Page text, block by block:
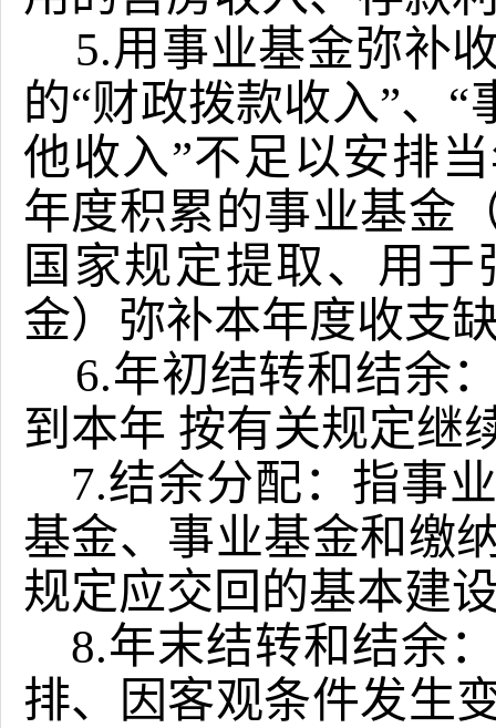
5.用事业基金弥补
的“财政拨款收入”、“
他收入”不足以安排
年度积累的事业基金
国家规定提取、用
金）弥补本年度收支
6.年初结转和结余
到本年 按有关规定继
7.结余分配：指事
基金、事业基金和缴
规定应交回的基本建
8.年末结转和结余
排、因客观条件发生